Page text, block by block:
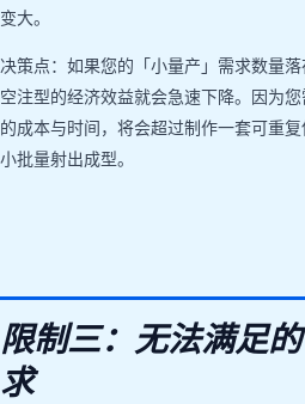
变大。
决策点：如果您的「小量产」需求数量
空注型的经济效益就会急速下降。因为
的成本与时间，将会超过制作一套可重
小批量射出成型。
限制三：无法满足
求